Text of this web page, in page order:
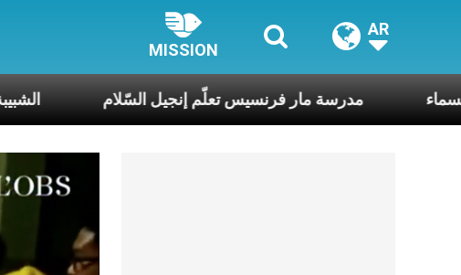
MISSION
AR
مدرسة مار فرنسيس تعلّم إنجيل السّلام مريم إلى السماء